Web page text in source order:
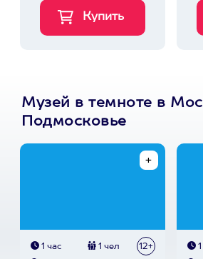
Музей в темноте в
Подмосковье
1 час 1 чел 12+ 1